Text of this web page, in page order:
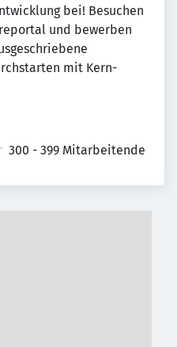
bei! Besuchen
und bewerben
mit Kern-
300 - 399 Mitarbeitende